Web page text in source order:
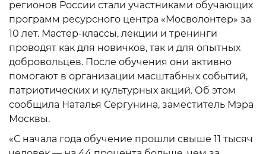
регионов России стали участниками обучающих
программ ресурсного центра «Мосволонтер» за
10 лет. Мастер-классы, лекции и тренинги
проводят как для новичков, так и для опытных
добровольцев. После обучения они активно
помогают в организации масштабных событий,
патриотических и культурных акций. Об этом
сообщила Наталья Сергунина, заместитель Мэра
Москвы.
«С начала года обучение прошли свыше 11 тысяч